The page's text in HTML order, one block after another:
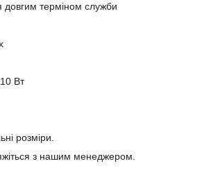
довгим терміном служби
Вт
розміри.
з нашим менеджером.